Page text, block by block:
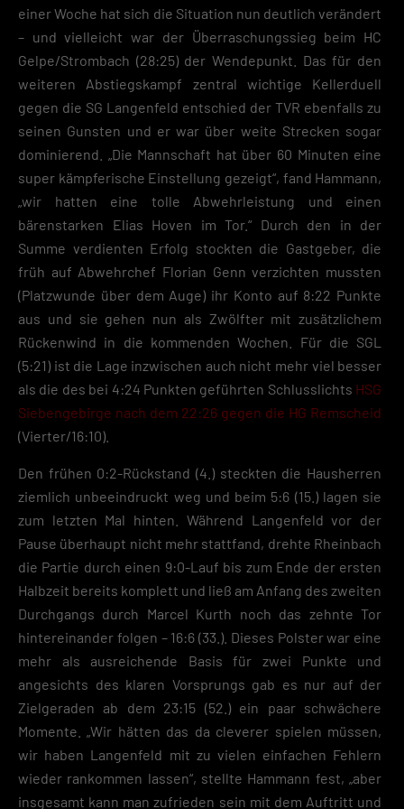
einer Woche hat sich die Situation nun deutlich verändert
– und vielleicht war der Überraschungssieg beim HC
Gelpe/Strombach (28:25) der Wendepunkt. Das für den
weiteren Abstiegskampf zentral wichtige Kellerduell
gegen die SG Langenfeld entschied der TVR ebenfalls zu
seinen Gunsten und er war über weite Strecken sogar
dominierend. „Die Mannschaft hat über 60 Minuten eine
super kämpferische Einstellung gezeigt“, fand Hammann,
„wir hatten eine tolle Abwehrleistung und einen
bärenstarken Elias Hoven im Tor.“ Durch den in der
Summe verdienten Erfolg stockten die Gastgeber, die
früh auf Abwehrchef Florian Genn verzichten mussten
(Platzwunde über dem Auge) ihr Konto auf 8:22 Punkte
aus und sie gehen nun als Zwölfter mit zusätzlichem
Rückenwind in die kommenden Wochen. Für die SGL
(5:21) ist die Lage inzwischen auch nicht mehr viel besser
als die des bei 4:24 Punkten geführten Schlusslichts HSG
Siebengebirge nach dem 22:26 gegen die HG Remscheid
(Vierter/16:10).
Den frühen 0:2-Rückstand (4.) steckten die Hausherren
ziemlich unbeeindruckt weg und beim 5:6 (15.) lagen sie
zum letzten Mal hinten. Während Langenfeld vor der
Pause überhaupt nicht mehr stattfand, drehte Rheinbach
die Partie durch einen 9:0-Lauf bis zum Ende der ersten
Halbzeit bereits komplett und ließ am Anfang des zweiten
Durchgangs durch Marcel Kurth noch das zehnte Tor
hintereinander folgen – 16:6 (33.). Dieses Polster war eine
mehr als ausreichende Basis für zwei Punkte und
angesichts des klaren Vorsprungs gab es nur auf der
Zielgeraden ab dem 23:15 (52.) ein paar schwächere
Momente. „Wir hätten das da cleverer spielen müssen,
wir haben Langenfeld mit zu vielen einfachen Fehlern
wieder rankommen lassen“, stellte Hammann fest, „aber
insgesamt kann man zufrieden sein mit dem Auftritt und